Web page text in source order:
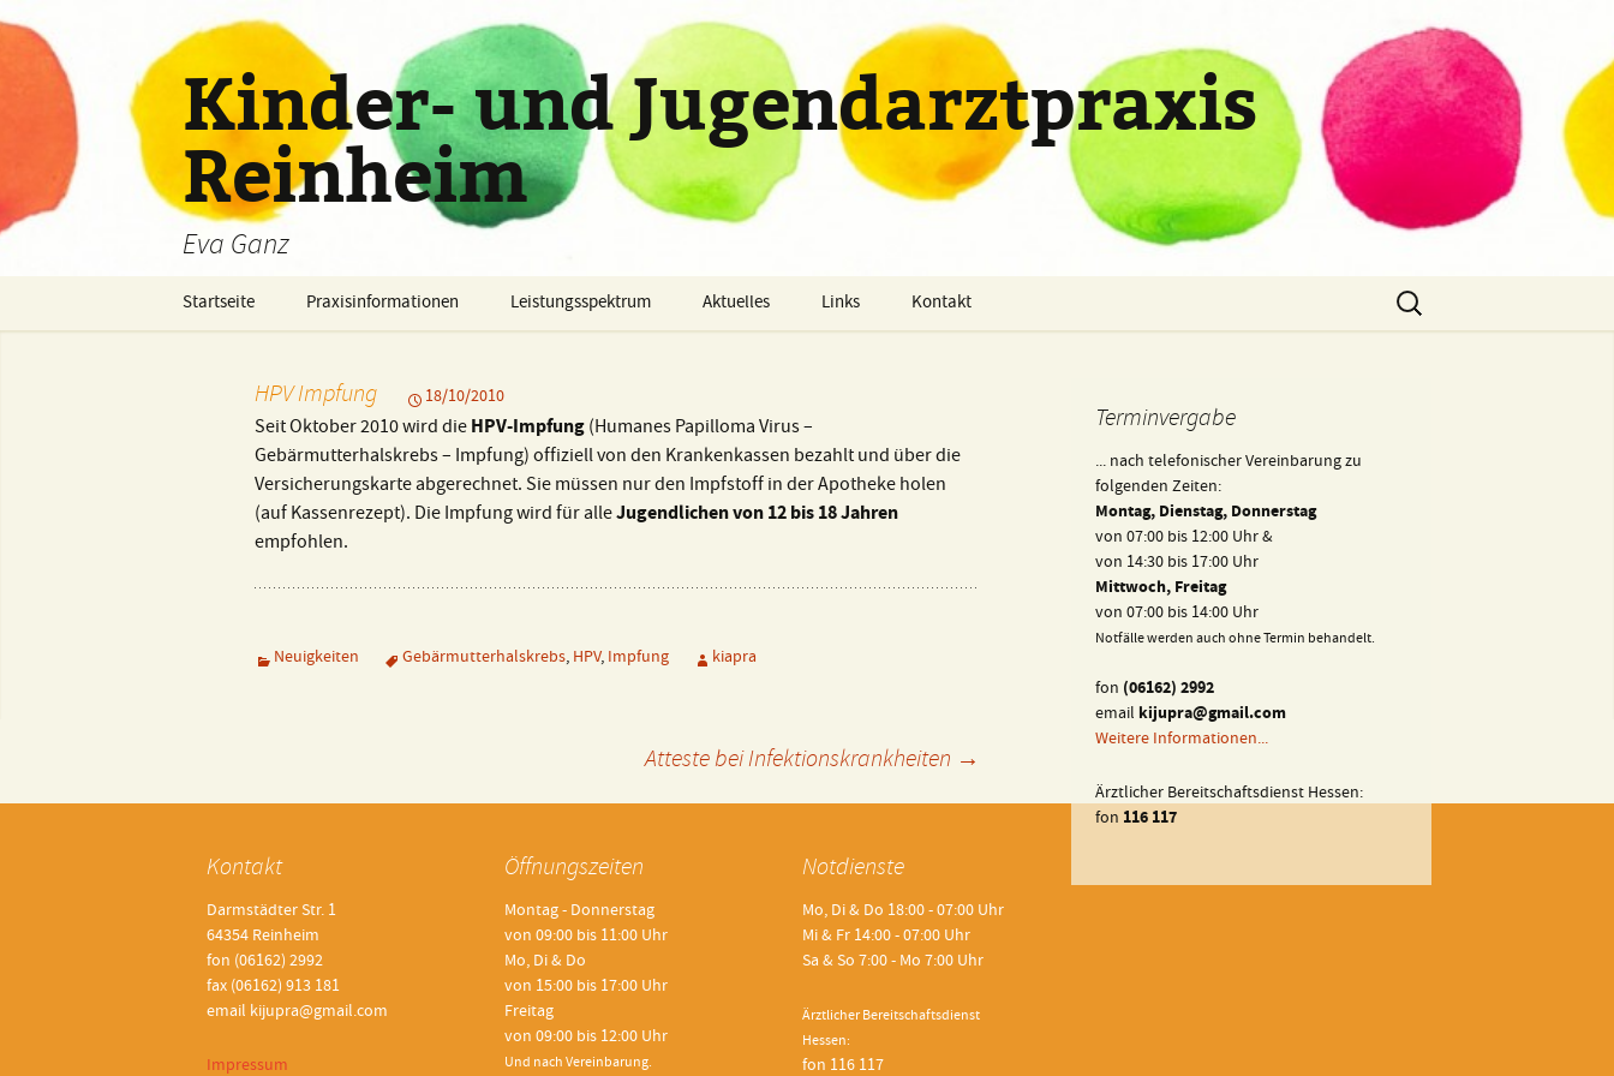
Zum
Inhalt
springen
Kinder- und Jugendarztpraxis
Reinheim
Eva Ganz
Startseite
Praxisinformationen
Unser Team
Öffnungszeiten und
Terminvergabe
Ihr Weg zu uns
Impressionen
Leistungsspektrum
Vorsorgeuntersuchungen
Psychodiagnostik und
Therapie
Diagnostik
Therapie, Beratung,
ADHS
Ultraschalluntersuchung
Laboruntersuchungen
Allergiediagnostik und
Amblyopiescreening
Weitere Angebote
Aktuelles Links Kontakt
Suche
nach:
HPV Impfung 18/10/2010
Seit Oktober 2010 wird dieHPV-Impfung(Humanes Papilloma Virus –
Gebärmutterhalskrebs – Impfung) offiziell von den Krankenkassen bezahlt und über die
Versicherungskarte abgerechnet. Sie müssen nur den Impfstoff in der Apotheke holen
(auf Kassenrezept). Die Impfung wird für alleJugendlichen von 12 bis 18 Jahren
empfohlen.
Neuigkeiten Gebärmutterhalskrebs,HPV,Impfung kiapra
Atteste bei Infektionskrankheiten →
Terminvergabe
... nach telefonischer Vereinbarung zu
folgenden Zeiten:
Montag, Dienstag, Donnerstag
von 07:00 bis 12:00 Uhr &
von 14:30 bis 17:00 Uhr
Mittwoch, Freitag
von 07:00 bis 14:00 Uhr
Notfälle werden auch ohne Termin behandelt.
fon (06162) 2992
email kijupra@gmail.com
Weitere Informationen...
Ärztlicher Bereitschaftsdienst Hessen:
fon 116 117
Kontakt
Darmstädter Str. 1
64354 Reinheim
fon (06162) 2992
fax (06162) 913 181
email kijupra@gmail.com
Impressum
Öffnungszeiten
Montag - Donnerstag
von 09:00 bis 11:00 Uhr
Mo, Di & Do
von 15:00 bis 17:00 Uhr
Freitag
von 09:00 bis 12:00 Uhr
Und nach Vereinbarung.
Notdienste
Mo, Di & Do 18:00 - 07:00 Uhr
Mi & Fr 14:00 - 07:00 Uhr
Sa & So 7:00 - Mo 7:00 Uhr
Ärztlicher Bereitschaftsdienst
Hessen:
fon 116 117